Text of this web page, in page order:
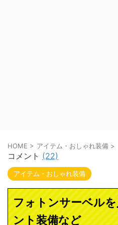
HOME > アイテム・おしゃれ装備 >
コメント (22)
アイテム・おしゃれ装備
フォトンサーベル
ント装備など